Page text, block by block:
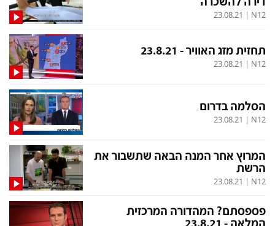
בחירות 2026
מילה ביום
מונדיאל
מגזין N12
תרבות
LifeStyle
ערב טוב עם גיא פינס
דרושים חדשות 12
din.co.il
N12
|
23.08.21
תחזית מזג האוויר - 23.8.21
N12
|
23.08.21
הסלמה בדרום
N12
|
23.08.21
המרוץ אחר המנה הבאה שתשבור את
הרשת
N12
|
23.08.21
פספסתם? המהדורה המרכזית